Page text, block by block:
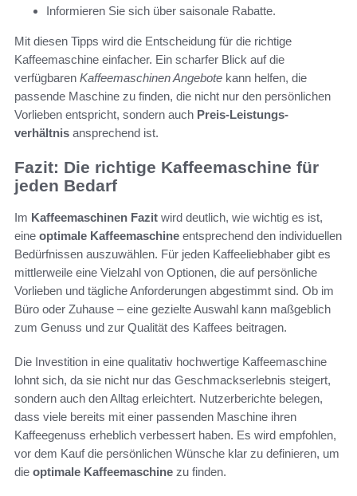
Informieren Sie sich über saisonale Rabatte.
Mit diesen Tipps wird die Entscheidung für die richtige
Kaffeemaschine einfacher. Ein scharfer Blick auf die
verfügbaren Kaffeemaschinen Angebote kann helfen, die
passende Maschine zu finden, die nicht nur den persönlichen
Vorlieben entspricht, sondern auch Preis-Leistungs-
verhältnis ansprechend ist.
Fazit: Die richtige Kaffeemaschine für
jeden Bedarf
Im Kaffeemaschinen Fazit wird deutlich, wie wichtig es ist,
eine optimale Kaffeemaschine entsprechend den individuellen
Bedürfnissen auszuwählen. Für jeden Kaffeeliebhaber gibt es
mittlerweile eine Vielzahl von Optionen, die auf persönliche
Vorlieben und tägliche Anforderungen abgestimmt sind. Ob im
Büro oder Zuhause – eine gezielte Auswahl kann maßgeblich
zum Genuss und zur Qualität des Kaffees beitragen.
Die Investition in eine qualitativ hochwertige Kaffeemaschine
lohnt sich, da sie nicht nur das Geschmackserlebnis steigert,
sondern auch den Alltag erleichtert. Nutzerberichte belegen,
dass viele bereits mit einer passenden Maschine ihren
Kaffeegenuss erheblich verbessert haben. Es wird empfohlen,
vor dem Kauf die persönlichen Wünsche klar zu definieren, um
die optimale Kaffeemaschine zu finden.